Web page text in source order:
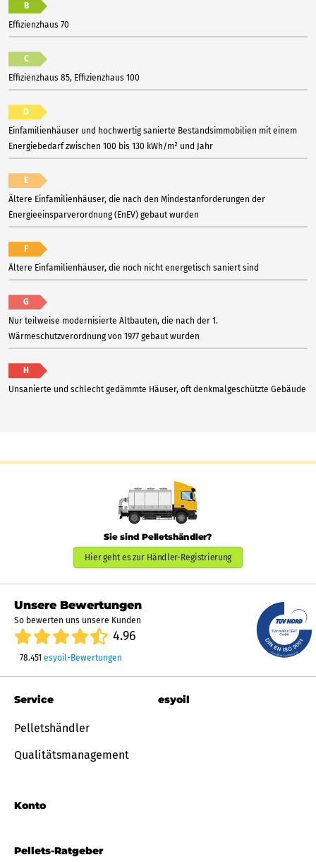
B
Effizienzhaus 70
C
Effizienzhaus 85, Effizienzhaus 100
D
Einfamilienhäuser und hochwertig sanierte Bestandsimmobilien mit einem
Energiebedarf zwischen 100 bis 130 kWh/m² und Jahr
E
Ältere Einfamilienhäuser, die nach den Mindestanforderungen der
Energieeinsparverordnung (EnEV) gebaut wurden
F
Ältere Einfamilienhäuser, die noch nicht energetisch saniert sind
G
Nur teilweise modernisierte Altbauten, die nach der 1.
Wärmeschutzverordnung von 1977 gebaut wurden
H
Unsanierte und schlecht gedämmte Häuser, oft denkmalgeschützte Gebäude
Sie sind Pelletshändler?
Hier geht es zur Händler-Registrierung
Unsere Bewertungen
So bewerten uns unsere Kunden
4.96
78.451 esyoil-Bewertungen
Pellets-Ratgeber
Service
Pelletshändler
Qualitätsmanagement
Konto
esyoil